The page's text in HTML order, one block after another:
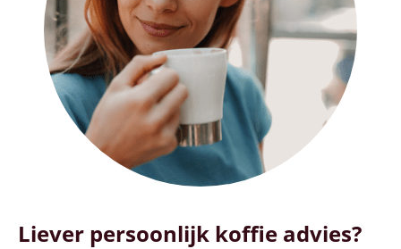
Liever persoonlijk koffie advies?